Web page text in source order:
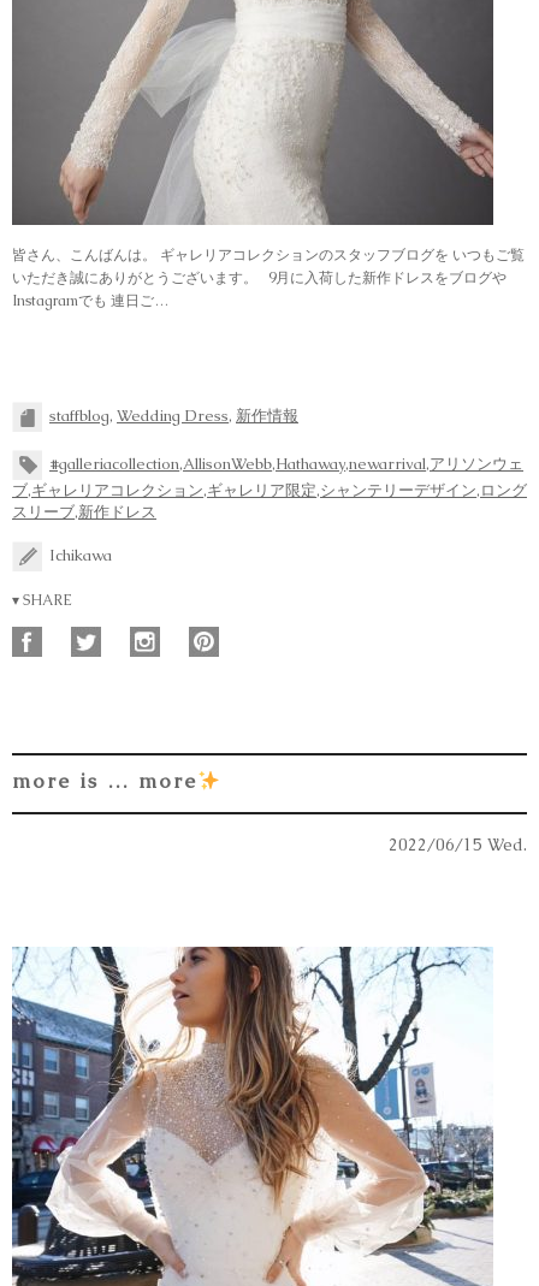
皆さん、こんばんは。 ギャレリアコレクションのスタッフブログを いつもご覧
いただき誠にありがとうございます。 9月に入荷した新作ドレスをブログや
Instagramでも 連日ご…
staffblog, Wedding Dress, 新作情報
#galleriacollection,AllisonWebb,Hathaway,newarrival,アリソンウェ
ブ,ギャレリアコレクション,ギャレリア限定,シャンテリーデザイン,ロング
スリーブ,新作ドレス
Ichikawa
▾ SHARE
more is … more
2022/06/15 Wed.